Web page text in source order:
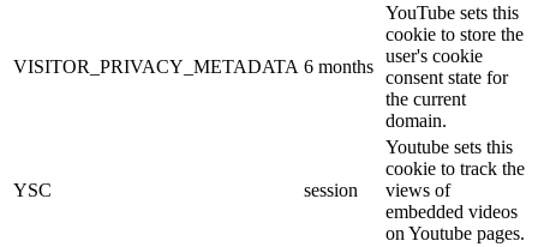
VISITOR_PRIVACY_METADATA 6 months
YouTube sets this
cookie to store the
user's cookie
consent state for
the current
domain.
YSC session
Youtube sets this
cookie to track the
views of
embedded videos
on Youtube pages.